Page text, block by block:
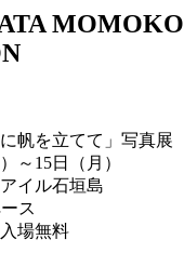
帆を立てて」写真展
～15日（月）
イル石垣島
ス
場無料